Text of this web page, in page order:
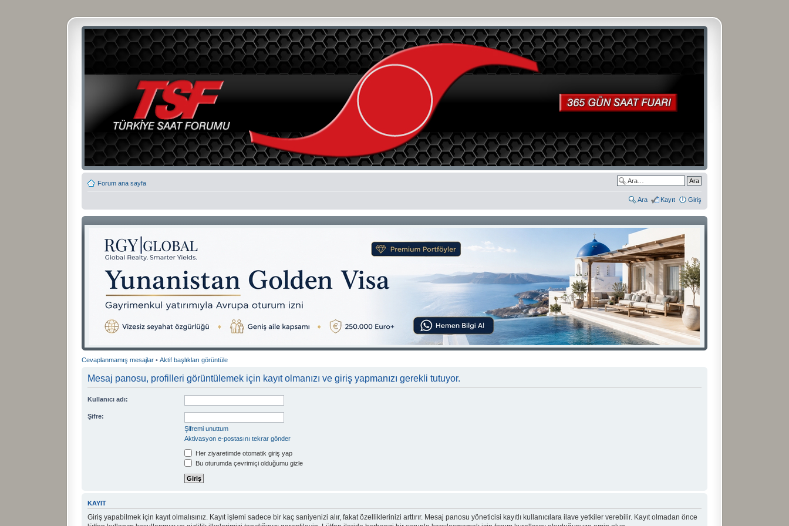
Forum ana sayfa
Ara Kayıt Giriş
Cevaplanmamış mesajlar • Aktif başlıkları görüntüle
Mesaj panosu, profilleri görüntülemek için kayıt olmanızı ve giriş yapmanızı gerekli tutuyor.
Kullanıcı adı:
Şifre:
Şifremi unuttum
Aktivasyon e-postasını tekrar gönder
Her ziyaretimde otomatik giriş yap
Bu oturumda çevrimiçi olduğumu gizle
KAYIT
Giriş yapabilmek için kayıt olmalısınız. Kayıt işlemi sadece bir kaç saniyenizi alır, fakat özelliklerinizi arttırır. Mesaj panosu yöneticisi kayıtlı kullanıcılara ilave yetkiler verebilir. Kayıt olmadan önce